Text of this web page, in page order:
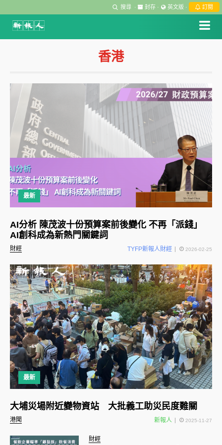
搜尋 · 封存 · 英文版 · 訂閱
香港
最新
財經
AI分析 陳茂波十份預算案前後變化 不再「派錢」
AI創科成為新熱門關鍵詞
TYFP新報人財經 2026-02-25
最新
港聞
大埔災場附近變物資站 大批義工助災民度難關
新報人 2025-11-27
財經